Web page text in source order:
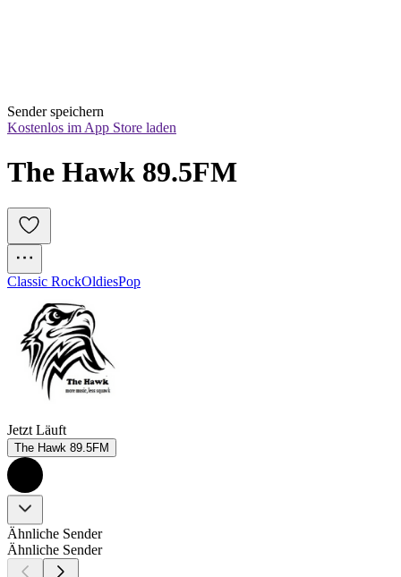
Sender speichern
Kostenlos im App Store laden
The Hawk 89.5FM
Classic RockOldiesPop
Jetzt Läuft
The Hawk 89.5FM
Ähnliche Sender
Ähnliche Sender